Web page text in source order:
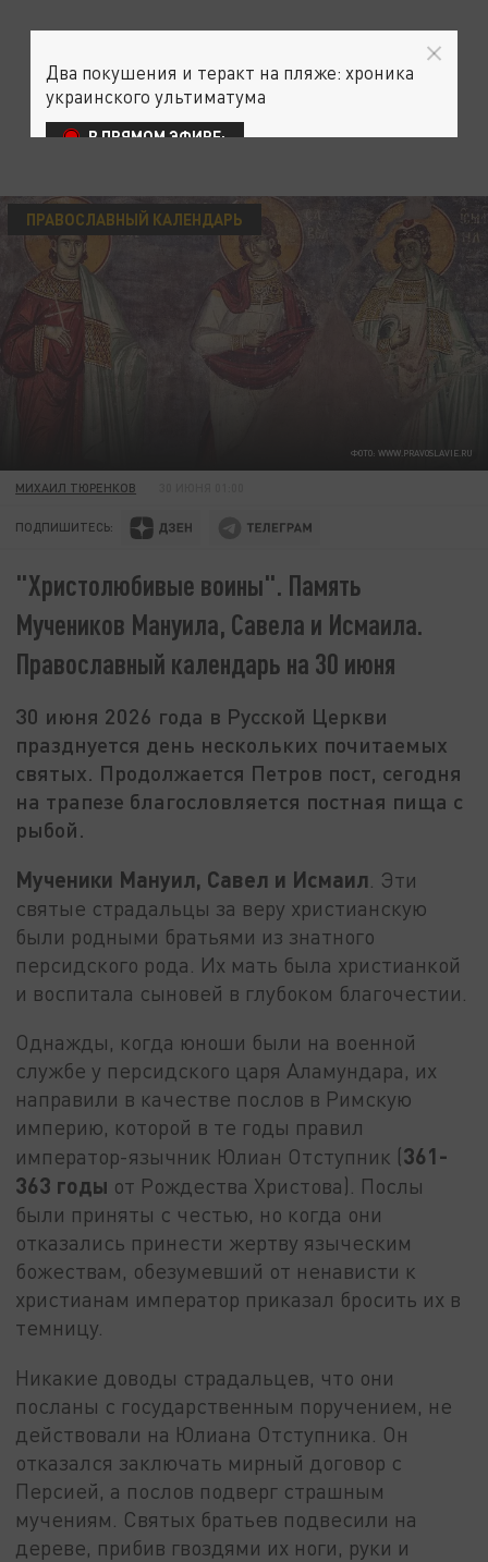
ФОТО: WWW.PRAVOSLAVIE.RU
ПРАВОСЛАВНЫЙ КАЛЕНДАРЬ
МИХАИЛ ТЮРЕНКОВ
ПОДПИШИТЕСЬ:
"Христолюбивые воины". Память
Мучеников Мануила, Савела и Исмаила.
Православный календарь на 30 июня
30 июня 2026 года в Русской Церкви
празднуется день нескольких почитаемых
святых. Продолжается Петров пост, сегодня
на трапезе благословляется постная пища с
рыбой.
Мученики Мануил, Савел и Исмаил . Эти
святые страдальцы за веру христианскую
были родными братьями из знатного
персидского рода. Их мать была христианкой
и воспитала сыновей в глубоком благочестии.
Однажды, когда юноши были на военной
службе у персидского царя Аламундара, их
направили в качестве послов в Римскую
империю, которой в те годы правил
император-язычник Юлиан Отступник (361-
363 годы от Рождества Христова). Послы
были приняты с честью, но когда они
отказались принести жертву языческим
божествам, обезумевший от ненависти к
христианам император приказал бросить их в
темницу.
Никакие доводы страдальцев, что они
посланы с государственным поручением, не
действовали на Юлиана Отступника. Он
отказался заключать мирный договор с
Персией, а послов подверг страшным
мучениям. Святых братьев подвесили на
дереве, прибив гвоздями их ноги, руки и
Два покушения и теракт на пляже: хроника
украинского ультиматума
В ПРЯМОМ ЭФИРЕ: